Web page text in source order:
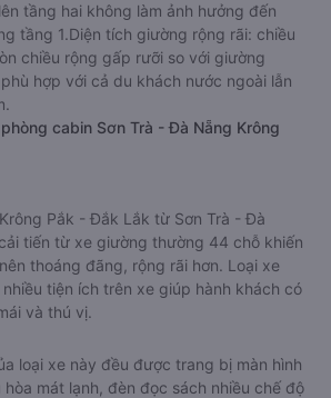
tầng hai không làm ảnh hưởng đến
tầng 1.Diện tích giường rộng rãi: chiều
chiều rộng gấp rưỡi so với giường
hợp với cả du khách nước ngoài lẫn
cabin Sơn Trà - Đà Nẵng Krông
Pắk - Đắk Lắk từ Sơn Trà - Đà
tiến từ xe giường thường 44 chỗ khiến
thoáng đãng, rộng rãi hơn. Loại xe
tiện ích trên xe giúp hành khách có
và thú vị.
loại xe này đều được trang bị màn hình
mát lạnh, đèn đọc sách nhiều chế độ